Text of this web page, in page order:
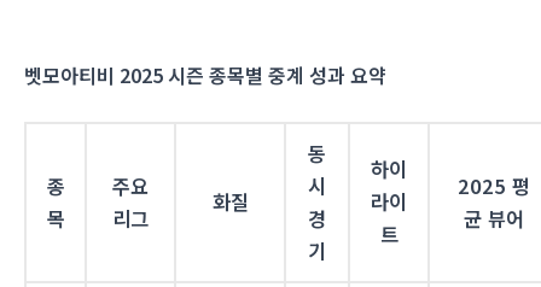
벳모아티비 2025 시즌 종목별 중계 성과 요약
종
목
주요
리그
화질
동
시
경
기
하이
라이
트
2025 평
균 뷰어